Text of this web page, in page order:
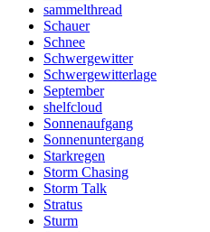
sammelthread
Schauer
Schnee
Schwergewitter
Schwergewitterlage
September
shelfcloud
Sonnenaufgang
Sonnenuntergang
Starkregen
Storm Chasing
Storm Talk
Stratus
Sturm